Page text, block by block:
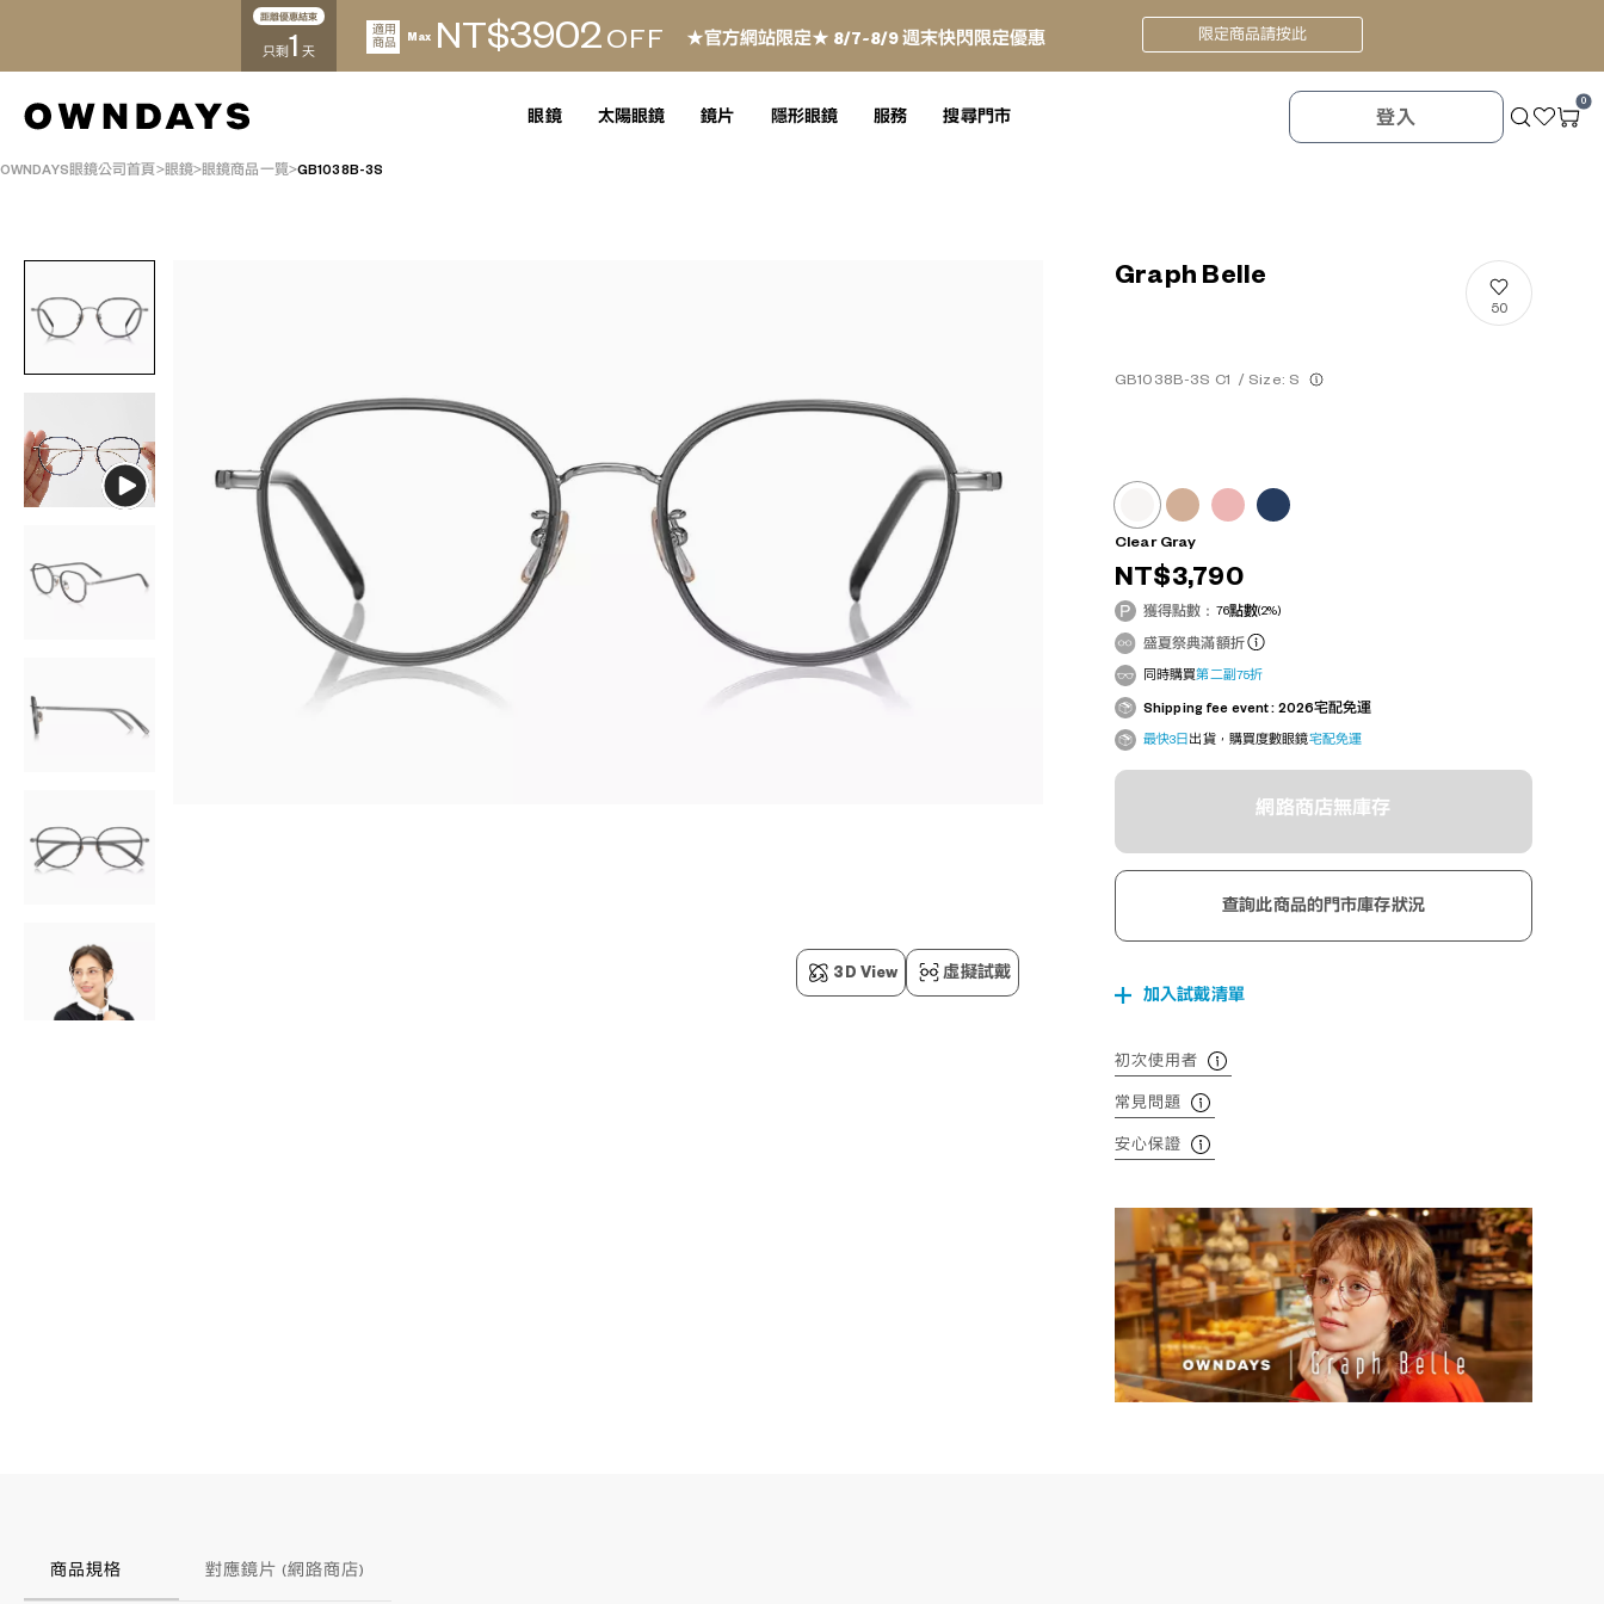
距離優惠結束
只剩 1 天
★官方網站限定★ 8/7~8/9 週末快閃限定優惠
適用
商品
Max NT$3902 OFF 限定商品請按此
眼鏡 太陽眼鏡 鏡片 隱形眼鏡 服務 搜尋門市 登入
0
OWNDAYS眼鏡公司首頁 眼鏡 眼鏡商品一覽 GB1038B-3S
3D View 虛擬試戴
Graph Belle
GB1038B-3S C1 / Size: S
50
Clear Gray
NT$3,790
獲得點數： 76點數(2%)
盛夏祭典滿額折
同時購買第二副75折
Shipping fee event : 2026宅配免運
最快3日 出貨，購買度數眼鏡宅配免運
網路商店無庫存
查詢此商品的門市庫存狀況
加入試戴清單
初次使用者
常見問題
安心保證
商品規格 對應鏡片 (網路商店)